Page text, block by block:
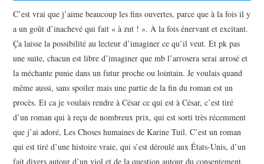
C’est vrai que j’aime beaucoup les fins ouvertes, parce que à la fois il y
a un goût d’inachevé qui fait « à zut ! ». À la fois énervant et excitant.
Ça laisse la possibilité au lecteur d’imaginer ce qu’il veut. Et pk pas
une suite, chacun est libre d’imaginer que mb l’arrosera serai arrosé et
la méchante punie dans un futur proche ou lointain. Je voulais quand
même aussi, sans spoiler mais une partie de la fin du roman est un
procès. Et ca je voulais rendre à César ce qui est à César, c’est tiré
d’un roman qui à reçu de nombreux prix, qui est sorti très récemment
que j’ai adoré, Les Choses humaines de Karine Tuil. C’est un roman
qui est tiré d’une histoire vraie, qui s’est déroulé aux États-Unis, d’un
fait divers autour d’un viol et de la question autour du consentement.